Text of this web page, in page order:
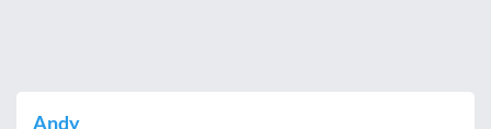
Andy